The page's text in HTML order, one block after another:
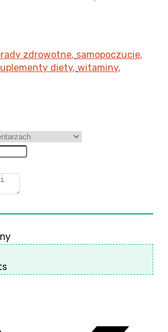
zdrowotne, samopoczucie,
diety,witaminy,